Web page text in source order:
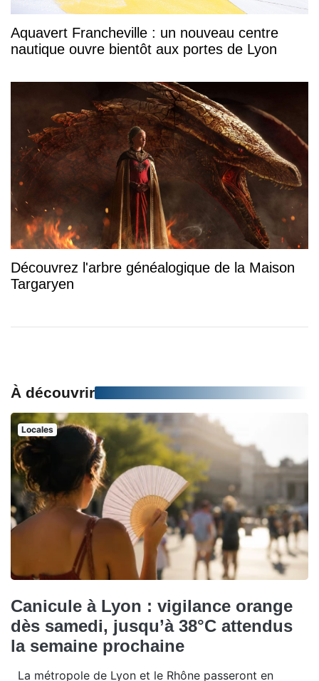
Aquavert Francheville : un nouveau centre
nautique ouvre bientôt aux portes de Lyon
Découvrez l'arbre généalogique de la Maison
Targaryen
À découvrir
Locales
Canicule à Lyon : vigilance orange
dès samedi, jusqu’à 38°C attendus
la semaine prochaine
La métropole de Lyon et le Rhône passeront en